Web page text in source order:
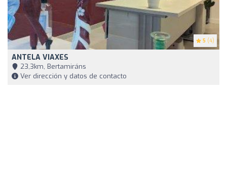
5 (4)
ANTELA VIAXES
23,3km, Bertamiráns
Ver dirección y datos de contacto